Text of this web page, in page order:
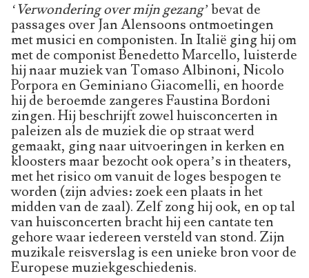
‘Verwondering over mijn gezang’bevat de
passages over Jan Alensoons ontmoetingen
met musici en componisten. In Italië ging hij om
met de componist Benedet­to Marcello, luisterde
hij naar muziek van Tomaso Albinoni, Nicolo
Porpora en Geminiano Giacomelli, en hoorde
hij de beroemde zangeres Faus­tina Bordoni
zingen. Hij beschrijft zowel huisconcerten in
paleizen als de muziek die op straat werd
gemaakt, ging naar uitvoeringen in kerken en
kloosters maar bezocht ook opera’s in theaters,
met het risico om vanuit de loges bespogen te
worden (zijn advies: zoek een plaats in het
midden van de zaal). Zelf zong hij ook, en op tal
van huis­concer­ten bracht hij een cantate ten
gehore waar iedereen versteld van stond. Zijn
muzikale reis­verslag is een unieke bron voor de
Europese muziekgeschiedenis.